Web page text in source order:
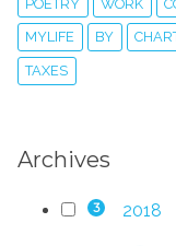
POETRY WORK
MYLIFE BY
TAXES
Archives
3 2018